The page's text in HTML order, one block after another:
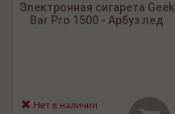
Электронная сигарета Geek
Bar Pro 1500 - Арбуз лед
Нет в наличии